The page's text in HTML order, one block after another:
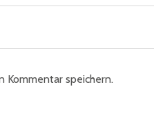
Kommentar speichern.